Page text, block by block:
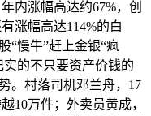
内涨幅高达约67%，创
涨幅高达114%的白
“慢牛”赶上金银“疯
的不只要资产价钱的
。村落司机邓兰舟，17
10万件；外卖员黄成，